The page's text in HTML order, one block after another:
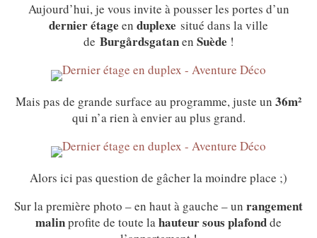
Aujourd’hui, je vous invite à pousser les portes d’un
dernier étage en duplexe situé dans la ville
de Burgårdsgatanen Suède !
Mais pas de grande surface au programme, juste un 36m²
qui n’a rien à envier au plus grand.
Alors ici pas question de gâcher la moindre place ;)
Sur la première photo – en haut à gauche – un rangement
malinprofite de toute lahauteursous plafondde